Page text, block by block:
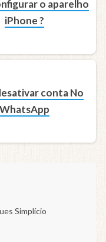
o aparelho
iPhone ?
conta No
WhatsApp
Simplício